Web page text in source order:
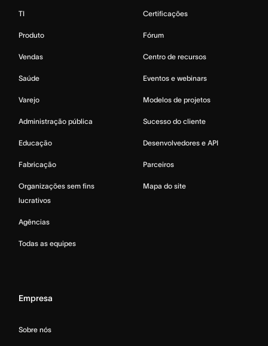
TI
Produto
Vendas
Saúde
Varejo
Administração pública
Educação
Fabricação
Organizações sem fins
lucrativos
Agências
Todas as equipes
Certificações
Fórum
Centro de recursos
Eventos e webinars
Modelos de projetos
Sucesso do cliente
Desenvolvedores e API
Parceiros
Mapa do site
Empresa
Sobre nós